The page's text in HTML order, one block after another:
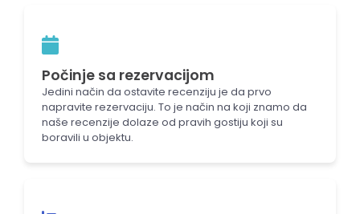
Počinje sa rezervacijom
Jedini način da ostavite recenziju je da prvo
napravite rezervaciju. To je način na koji znamo da
naše recenzije dolaze od pravih gostiju koji su
boravili u objektu.